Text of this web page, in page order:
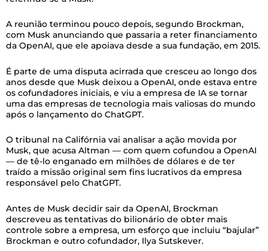
A reunião terminou pouco depois, segundo Brockman,
com Musk anunciando que passaria a reter financiamento
da OpenAI, que ele apoiava desde a sua fundação, em 2015.
É parte de uma disputa acirrada que cresceu ao longo dos
anos desde que Musk deixou a OpenAI, onde estava entre
os cofundadores iniciais, e viu a empresa de IA se tornar
uma das empresas de tecnologia mais valiosas do mundo
após o lançamento do ChatGPT.
O tribunal na Califórnia vai analisar a ação movida por
Musk, que acusa Altman — com quem cofundou a OpenAI
— de tê-lo enganado em milhões de dólares e de ter
traído a missão original sem fins lucrativos da empresa
responsável pelo ChatGPT.
Antes de Musk decidir sair da OpenAI, Brockman
descreveu as tentativas do bilionário de obter mais
controle sobre a empresa, um esforço que incluiu “bajular”
Brockman e outro cofundador, Ilya Sutskever.